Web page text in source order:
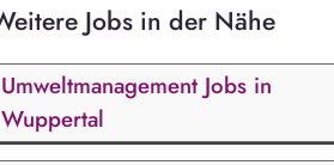
Jobs in der Nähe
Umweltmanagement Jobs in
Wuppertal